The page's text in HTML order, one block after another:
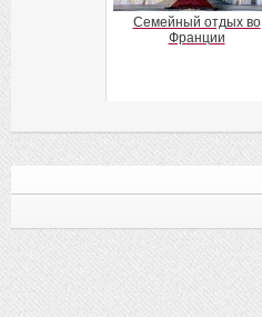
Семейный отдых во
Франции